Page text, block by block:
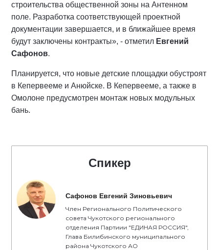
строительства общественной зоны на Антенном
поле. Разработка соответствующей проектной
документации завершается, и в ближайшее время
будут заключены контракты», - отметил Евгений
Сафонов.
Планируется, что новые детские площадки обустроят
в Кепервееме и Анюйске. В Кепервееме, а также в
Омолоне предусмотрен монтаж новых модульных
бань.
Спикер
Сафонов Евгений Зиновьевич
Член Регионального Политического
совета Чукотского регионального
отделения Партиии "ЕДИНАЯ РОССИЯ",
Глава Билибинского муниципального
района Чукотского АО